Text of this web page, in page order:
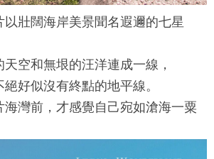
壯闊海岸美景聞名遐邇的七星
空和無垠的汪洋連成一線，
好似沒有終點的地平線。
海灣前，才感覺自己宛如滄海一粟